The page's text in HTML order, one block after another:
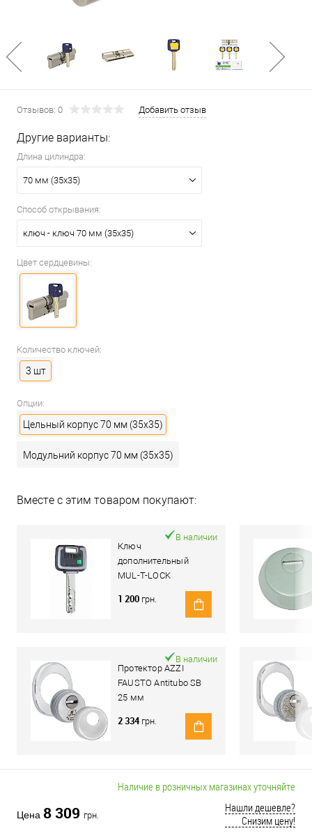
Отзывов: 0 Добавить отзыв
Другие варианты:
Длина цилиндра:
70 мм (35x35)
Способ открывания:
ключ - ключ 70 мм (35x35)
Цвет сердцевины:
Количество ключей:
3 шт
Опции:
Цельный корпус 70 мм (35x35)
Модульний корпус 70 мм (35x35)
Вместе с этим товаром покупают:
Ключ
дополнительный
MUL-T-LOCK
В наличии
1 200 грн.
Протектор AZZI
FAUSTO Antitubo SB
25 мм
овальный широкий
хром полированный
В наличии
2 334 грн.
Наличие в розничных магазинах уточняйте
Цена 8 309 грн.
Нашли дешевле?
Снизим цену!